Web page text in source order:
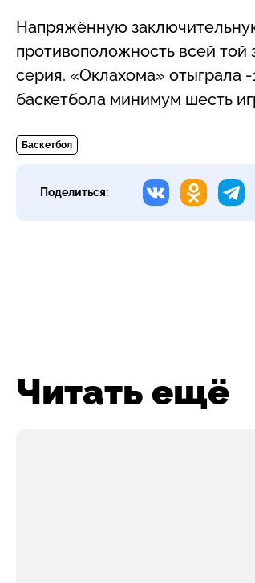
Напряжённую
противоположность всей
серия. «Оклахома» отыграла
баскетбола минимум шесть
Баскетбол
Поделиться:
Читать ещё